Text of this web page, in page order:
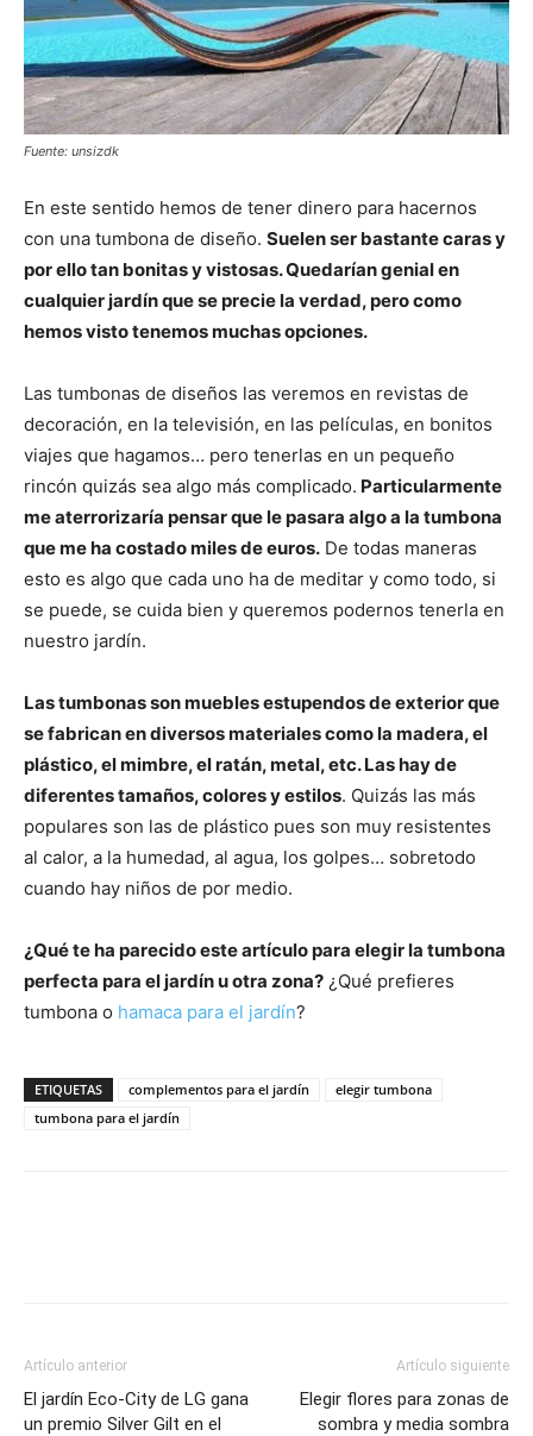
Fuente: unsizdk
En este sentido hemos de tener dinero para hacernos
con una tumbona de diseño. Suelen ser bastante caras y
por ello tan bonitas y vistosas. Quedarían genial en
cualquier jardín que se precie la verdad, pero como
hemos visto tenemos muchas opciones.
Las tumbonas de diseños las veremos en revistas de
decoración, en la televisión, en las películas, en bonitos
viajes que hagamos… pero tenerlas en un pequeño
rincón quizás sea algo más complicado. Particularmente
me aterrorizaría pensar que le pasara algo a la tumbona
que me ha costado miles de euros. De todas maneras
esto es algo que cada uno ha de meditar y como todo, si
se puede, se cuida bien y queremos podernos tenerla en
nuestro jardín.
Las tumbonas son muebles estupendos de exterior que
se fabrican en diversos materiales como la madera, el
plástico, el mimbre, el ratán, metal, etc. Las hay de
diferentes tamaños, colores y estilos. Quizás las más
populares son las de plástico pues son muy resistentes
al calor, a la humedad, al agua, los golpes… sobretodo
cuando hay niños de por medio.
¿Qué te ha parecido este artículo para elegir la tumbona
perfecta para el jardín u otra zona? ¿Qué prefieres
tumbona o hamaca para el jardín?
ETIQUETAS complementos para el jardín
elegir tumbona
tumbona para el jardín
Artículo anterior
El jardín Eco-City de LG gana
un premio Silver Gilt en el
Artículo siguiente
Elegir flores para zonas de
sombra y media sombra